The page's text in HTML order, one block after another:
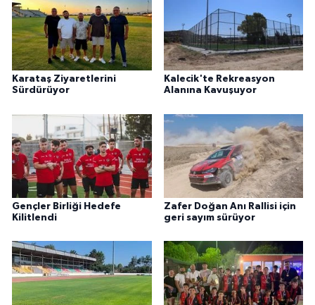
Karataş Ziyaretlerini
Sürdürüyor
Kalecik'te Rekreasyon
Alanına Kavuşuyor
Gençler Birliği Hedefe
Kilitlendi
Zafer Doğan Anı Rallisi için
geri sayım sürüyor